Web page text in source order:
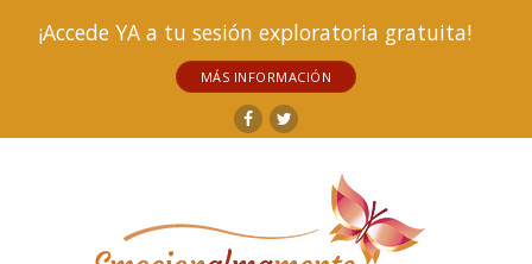
¡Accede YA a tu sesión exploratoria gratuita!
MÁS INFORMACIÓN
Facebook
Twitter